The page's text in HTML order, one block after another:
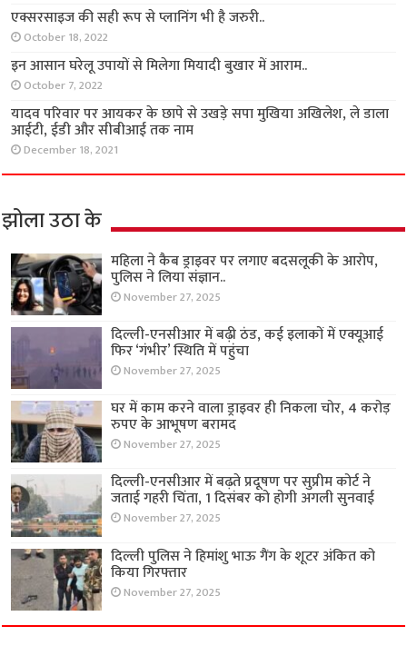
एक्सरसाइज की सही रूप से प्लानिंग भी है जरुरी..
October 18, 2022
इन आसान घरेलू उपायों से मिलेगा मियादी बुखार में आराम..
October 7, 2022
यादव परिवार पर आयकर के छापे से उखड़े सपा मुखिया अखिलेश, ले डाला
आईटी, ईडी और सीबीआई तक नाम
December 18, 2021
झोला उठा के
महिला ने कैब ड्राइवर पर लगाए बदसलूकी के आरोप,
पुलिस ने लिया संज्ञान..
November 27, 2025
दिल्ली-एनसीआर में बढ़ी ठंड, कई इलाकों में एक्यूआई
फिर ‘गंभीर’ स्थिति में पहुंचा
November 27, 2025
घर में काम करने वाला ड्राइवर ही निकला चोर, 4 करोड़
रुपए के आभूषण बरामद
November 27, 2025
दिल्ली-एनसीआर में बढ़ते प्रदूषण पर सुप्रीम कोर्ट ने
जताई गहरी चिंता, 1 दिसंबर को होगी अगली सुनवाई
November 27, 2025
दिल्ली पुलिस ने हिमांशु भाऊ गैंग के शूटर अंकित को
किया गिरफ्तार
November 27, 2025